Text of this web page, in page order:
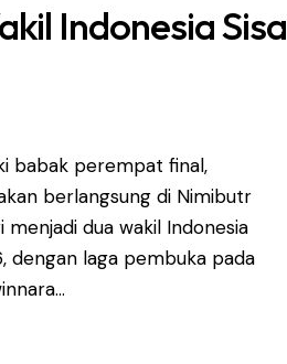
Indonesia Sisa
babak perempat final,
berlangsung di Nimibutr
dua wakil Indonesia
dengan laga pembuka pada